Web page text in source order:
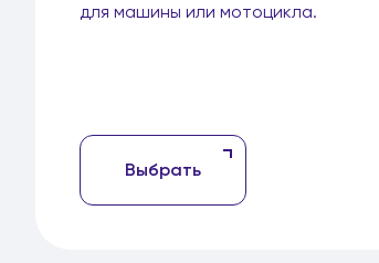
для машины или мотоцикла.
Выбрать